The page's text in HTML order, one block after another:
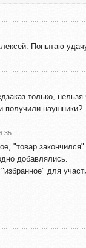
Попытаю
только,
получили наушники?
"товар закончился".
добавлялись.
для